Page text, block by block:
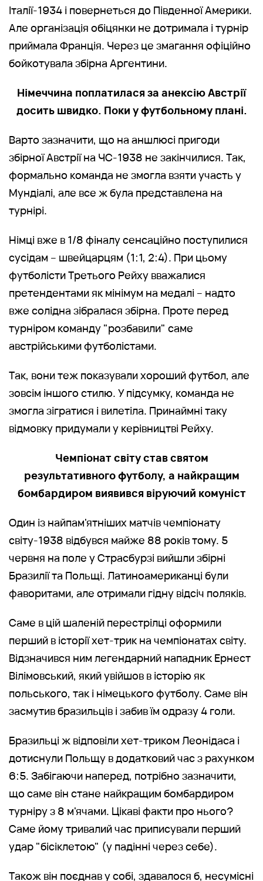
Італії-1934 і повернеться до Південної Америки.
Але організація обіцянки не дотримала і турнір
приймала Франція. Через це змагання офіційно
бойкотувала збірна Аргентини.
Німеччина поплатилася за анексію Австрії
досить швидко. Поки у футбольному плані.
Варто зазначити, що на аншлюсі пригоди
збірної Австрії на ЧС-1938 не закінчилися. Так,
формально команда не змогла взяти участь у
Мундіалі, але все ж була представлена на
турнірі.
Німці вже в 1/8 фіналу сенсаційно поступилися
сусідам – швейцарцям (1:1, 2:4). При цьому
футболісти Третього Рейху вважалися
претендентами як мінімум на медалі – надто
вже солідна зібралася збірна. Проте перед
турніром команду "розбавили" саме
австрійськими футболістами.
Так, вони теж показували хороший футбол, але
зовсім іншого стилю. У підсумку, команда не
змогла зігратися і вилетіла. Принаймні таку
відмовку придумали у керівництві Рейху.
Чемпіонат світу став святом
результативного футболу, а найкращим
бомбардиром виявився віруючий комуніст
Один із найпам'ятніших матчів чемпіонату
світу-1938 відбувся майже 88 років тому. 5
червня на поле у Страсбурзі вийшли збірні
Бразилії та Польщі. Латиноамериканці були
фаворитами, але отримали гідну відсіч поляків.
Саме в цій шаленій перестрілці оформили
перший в історії хет-трик на чемпіонатах світу.
Відзначився ним легендарний нападник Ернест
Вілімовський, який увійшов в історію як
польського, так і німецького футболу. Саме він
засмутив бразильців і забив їм одразу 4 голи.
Бразильці ж відповіли хет-триком Леонідаса і
дотиснули Польщу в додатковий час з рахунком
6:5. Забігаючи наперед, потрібно зазначити,
що саме він стане найкращим бомбардиром
турніру з 8 м'ячами. Цікаві факти про нього?
Саме йому тривалий час приписували перший
удар "бісіклетою" (у падінні через себе).
Також він поєднав у собі, здавалося б, несумісні